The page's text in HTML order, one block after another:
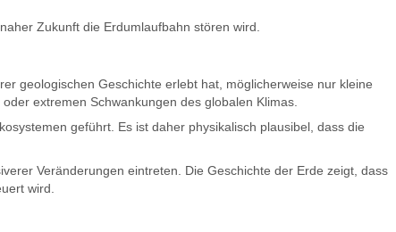
Zukunft die Erdumlaufbahn stören wird.
geologischen Geschichte erlebt hat, möglicherweise nur kleine
extremen Schwankungen des globalen Klimas.
geführt. Es ist daher physikalisch plausibel, dass die
Veränderungen eintreten. Die Geschichte der Erde zeigt, dass
wird.